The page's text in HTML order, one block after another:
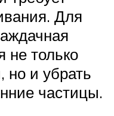
Для
не только
но и убрать
частицы.